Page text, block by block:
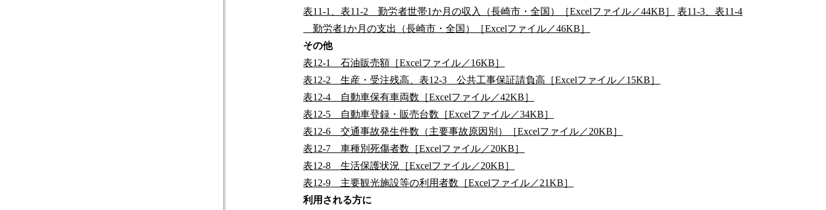
表11-1、表11-2 勤労者世帯1か月の収入（長崎市・全国）［Excelファイル／44KB］
表11-3、表11-4
勤労者1か月の支出（長崎市・全国）［Excelファイル／46KB］
その他
表12-1 石油販売額［Excelファイル／16KB］
表12-2 生産・受注残高、表12-3 公共工事保証請負高［Excelファイル／15KB］
表12-4 自動車保有車両数［Excelファイル／42KB］
表12-5 自動車登録・販売台数［Excelファイル／34KB］
表12-6 交通事故発生件数（主要事故原因別）［Excelファイル／20KB］
表12-7 車種別死傷者数［Excelファイル／20KB］
表12-8 生活保護状況［Excelファイル／20KB］
表12-9 主要観光施設等の利用者数［Excelファイル／21KB］
利用される方に